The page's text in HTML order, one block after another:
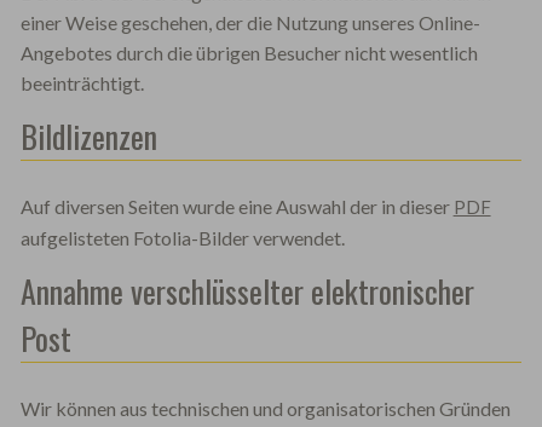
einer Weise geschehen, der die Nutzung unseres Online-
Angebotes durch die übrigen Besucher nicht wesentlich
beeinträchtigt.
Bildlizenzen
Auf diversen Seiten wurde eine Auswahl der in dieser PDF
aufgelisteten Fotolia-Bilder verwendet.
Annahme verschlüsselter elektronischer
Post
Wir können aus technischen und organisatorischen Gründen